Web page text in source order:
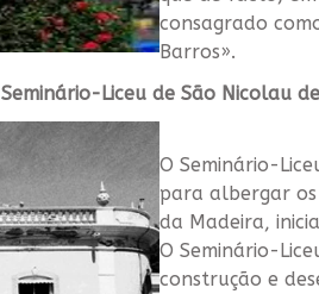
consagrado
Barros».
Seminário-Liceu de São Nicolau
O Seminário-
para albergar
da Madeira,
O Seminário-
construção e